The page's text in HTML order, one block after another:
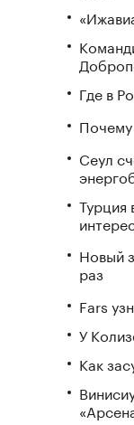
Где в
Сеул
Турция
Новый
раз
Fars
У
Как